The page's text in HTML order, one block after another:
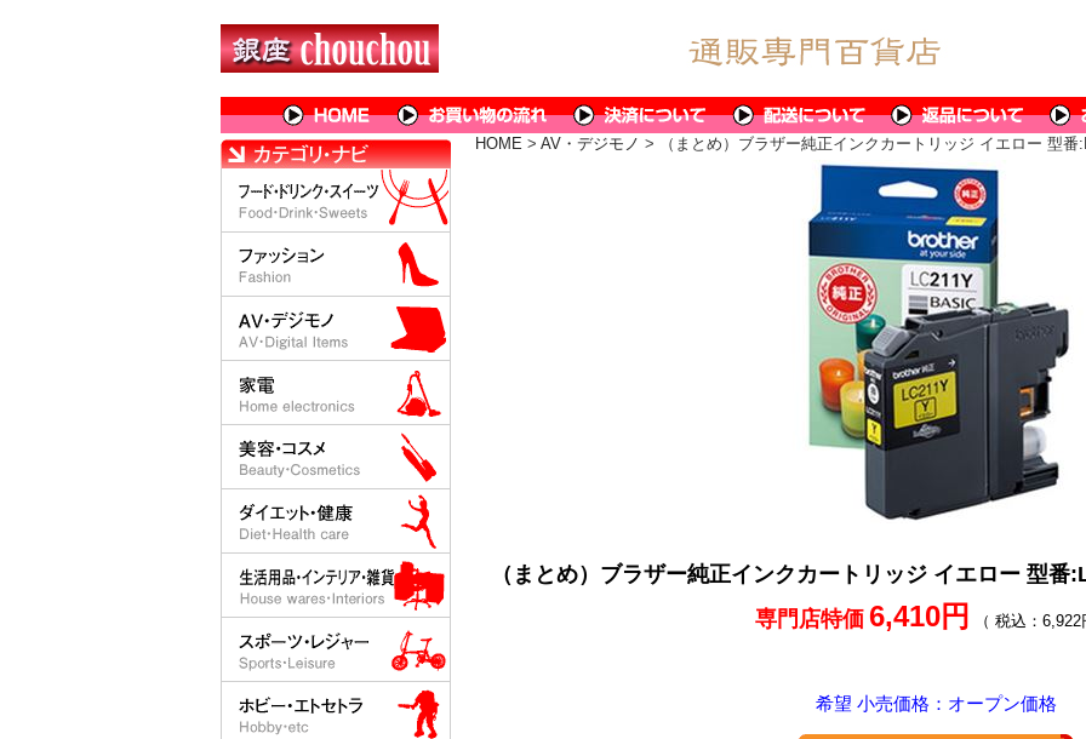
HOME > AV・デジモノ > （まとめ）ブラザー純正インクカートリッジ イエロー 型番
（まとめ）ブラザー純正インクカートリッジ イエロー 型番
専門店特価 6,410円 （ 税込：6,922
希望 小売価格：オープン価格